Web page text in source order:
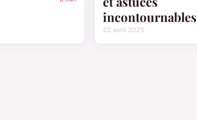
incontournables
22 avril 2025